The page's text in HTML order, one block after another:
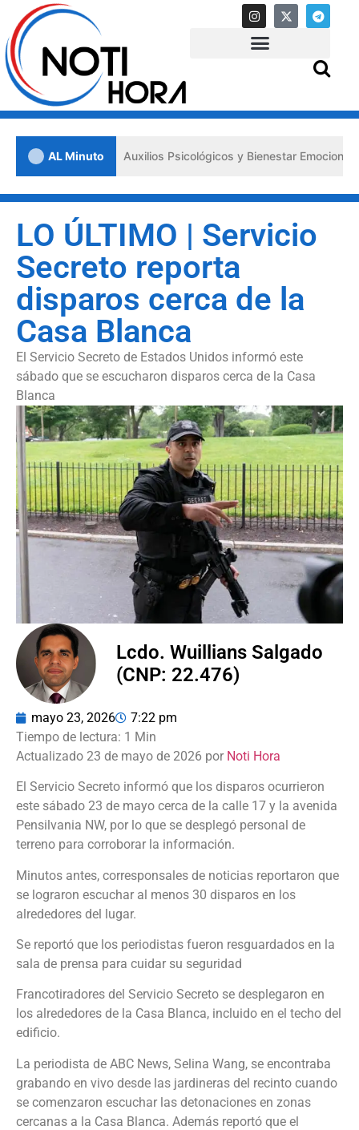
AL Minuto
«Primeros Auxilios Psicológicos y Bienestar Emocional» ante
LO ÚLTIMO | Servicio
Secreto reporta
disparos cerca de la
Casa Blanca
El Servicio Secreto de Estados Unidos informó este
sábado que se escucharon disparos cerca de la Casa
Blanca
Lcdo. Wuillians Salgado
(CNP: 22.476)
mayo 23, 2026 7:22 pm
Actualizado 23 de mayo de 2026 por Noti Hora
El Servicio Secreto informó que los disparos ocurrieron
este sábado 23 de mayo cerca de la calle 17 y la avenida
Pensilvania NW, por lo que se desplegó personal de
terreno para corroborar la información.
Minutos antes, corresponsales de noticias reportaron que
se lograron escuchar al menos 30 disparos en los
alrededores del lugar.
Se reportó que los periodistas fueron resguardados en la
sala de prensa para cuidar su seguridad
Francotiradores del Servicio Secreto se desplegaron en
los alrededores de la Casa Blanca, incluido en el techo del
edificio.
La periodista de ABC News, Selina Wang, se encontraba
grabando en vivo desde las jardineras del recinto cuando
se comenzaron escuchar las detonaciones en zonas
cercanas a la Casa Blanca. Además reportó que el